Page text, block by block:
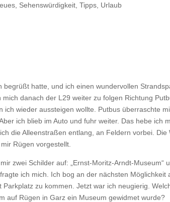
Sehenswürdigkeit ,Tipps Urlaub
begrüßt hatte, und ich einen wundervollen
danach der L29 weiter zu folgen Richtung
ich wieder aussteigen wollte. Putbus überraschte
ich blieb im Auto und fuhr weiter. Das hebe ich
die Alleenstraßen entlang, an Feldern vorbei. Die
Rügen vorgestellt.
zwei Schilder auf: „Ernst-Moritz-Arndt-Museum“
ich mich. Ich bog an der nächsten Möglichkeit
zu kommen. Jetzt war ich neugierig.
auf Rügen in Garz ein Museum gewidmet wurde?